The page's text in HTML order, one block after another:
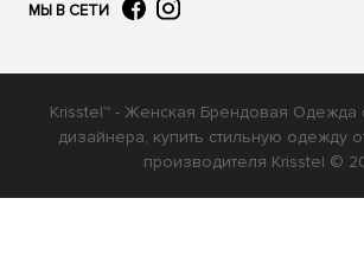
МЫ В СЕТИ
Krisstel™ - Женская Брендовая Одежда
дизайнера, купить стильную одежду
производителя Krisstel ©